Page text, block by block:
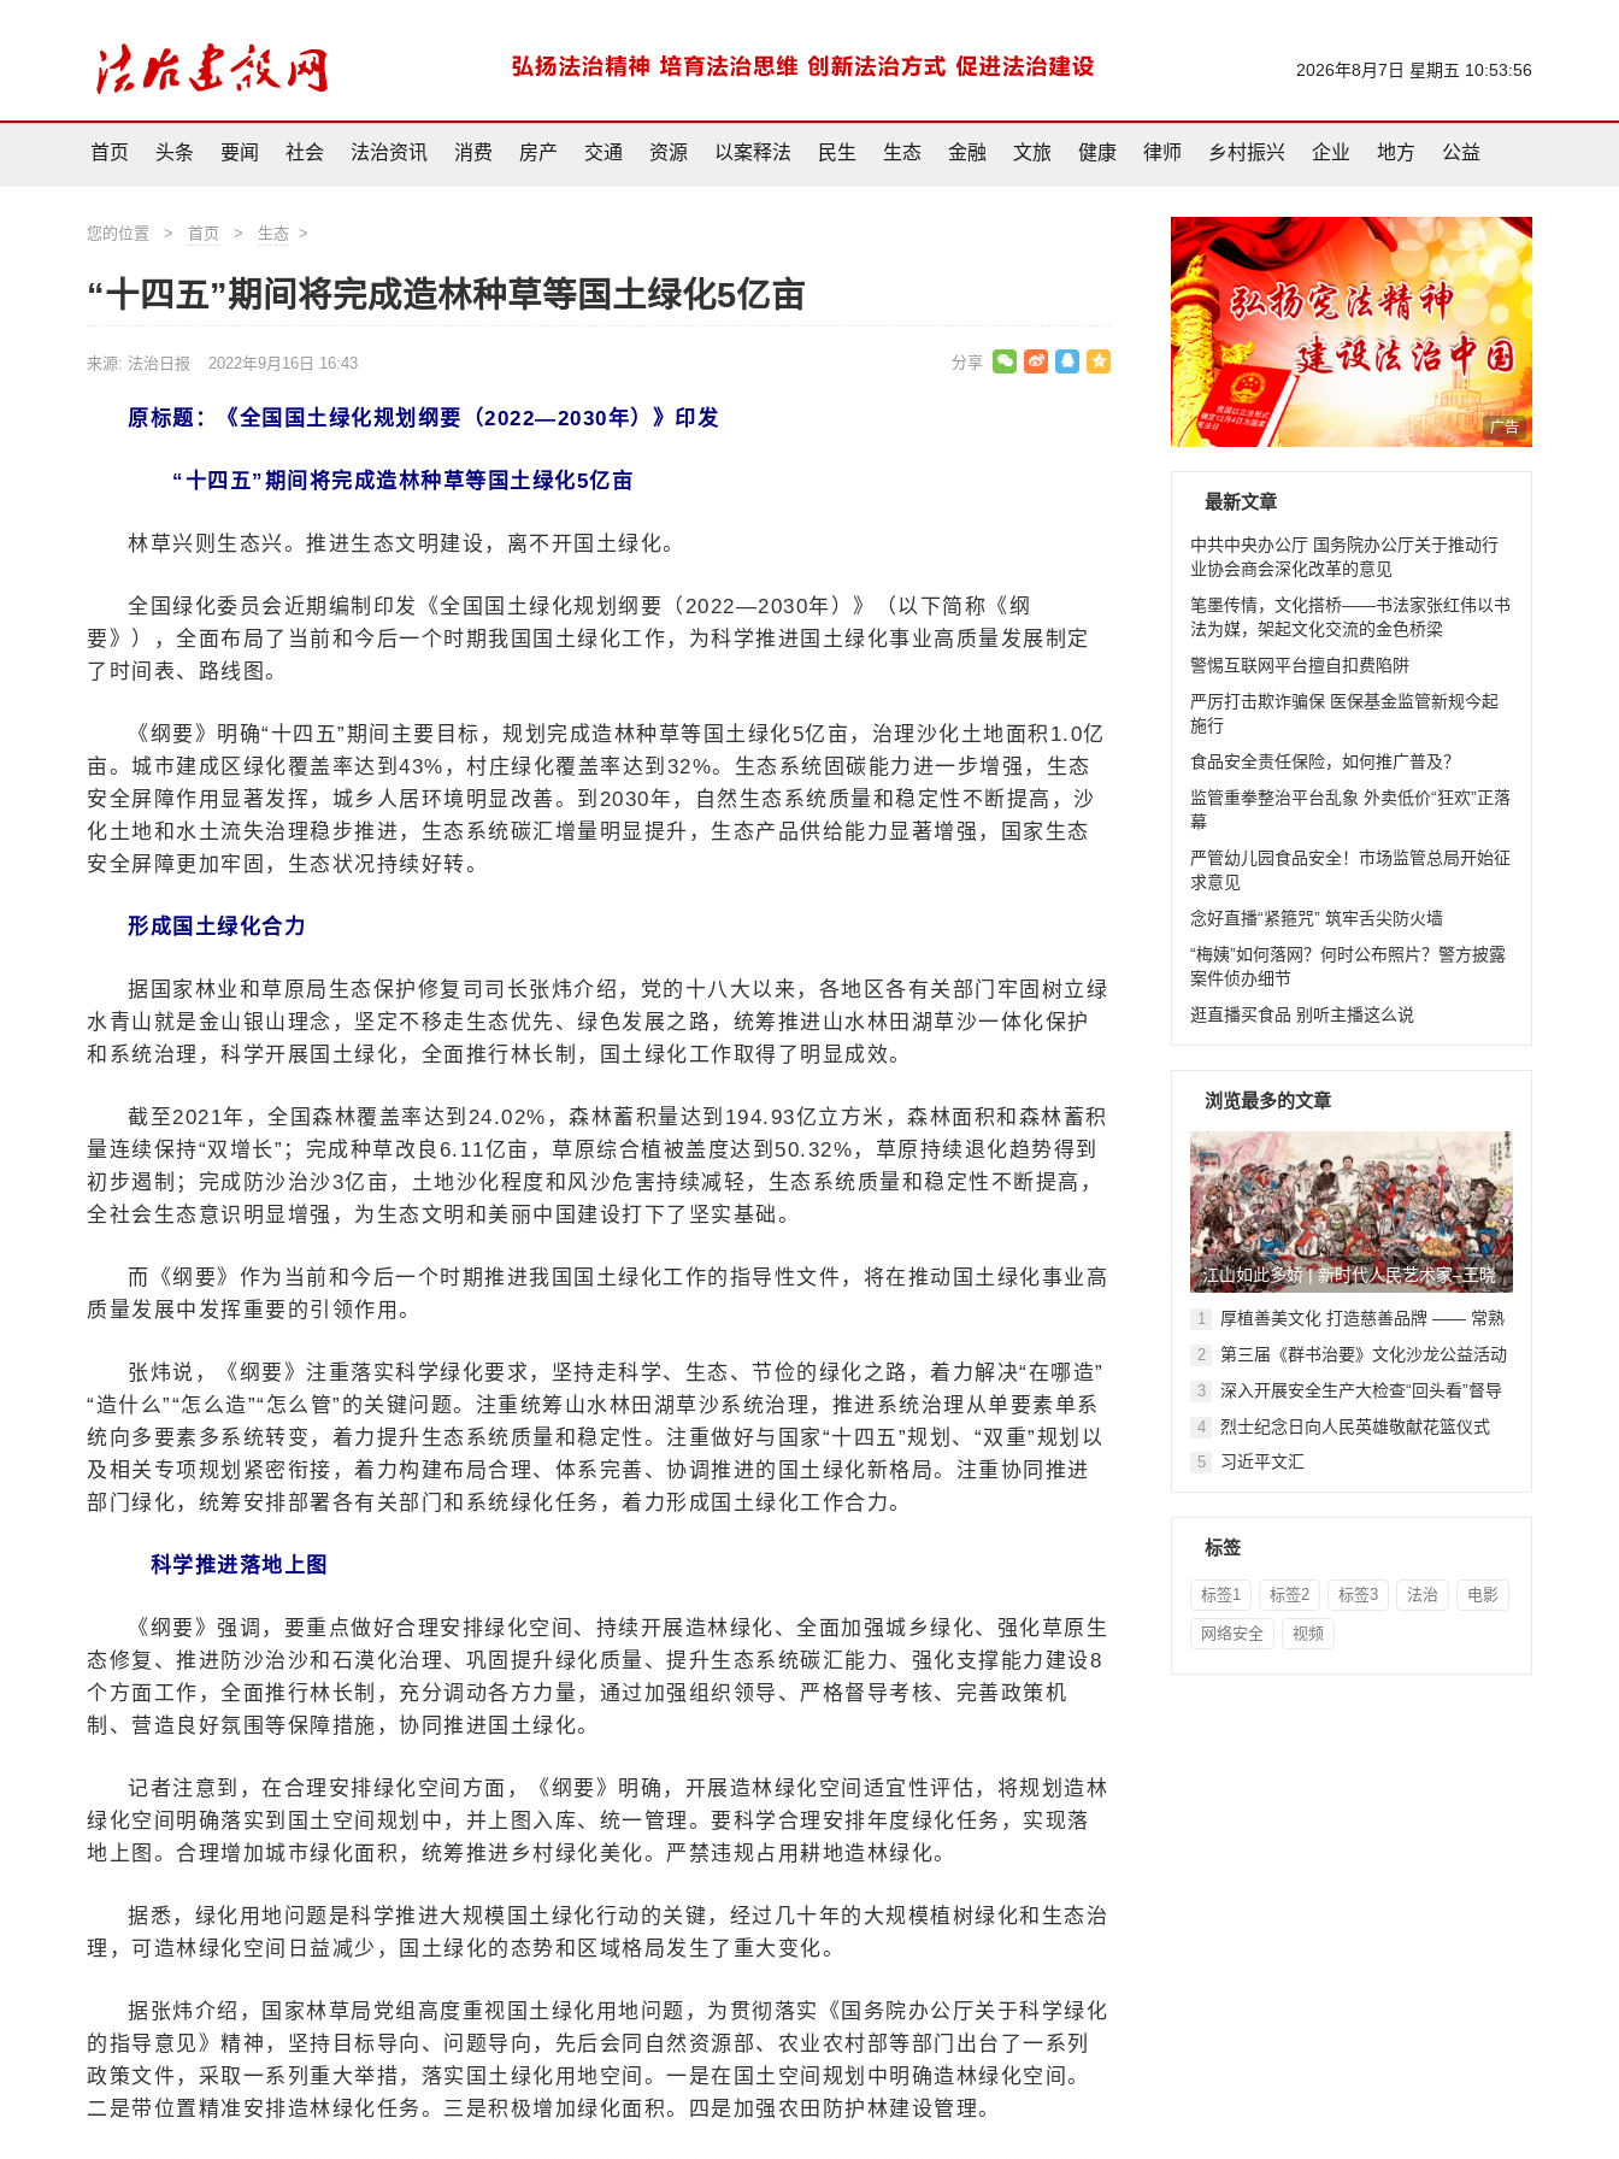
2026年8月7日 星期五 10:53:57
首页 头条 要闻 社会 法治资讯 消费 房产 交通 资源 以案释法 民生 生态 金融 文旅 健康 律师 乡村振兴 企业 地方 公益
您的位置 > 首页 > 生态 >
“十四五”期间将完成造林种草等国土绿化5亿亩
来源: 法治日报 2022年9月16日 16:43
原标题：《全国国土绿化规划纲要（2022—2030年）》印发
“十四五”期间将完成造林种草等国土绿化5亿亩
林草兴则生态兴。推进生态文明建设，离不开国土绿化。
全国绿化委员会近期编制印发《全国国土绿化规划纲要（2022—2030年）》（以下简称《纲
要》），全面布局了当前和今后一个时期我国国土绿化工作，为科学推进国土绿化事业高质量发展制定
了时间表、路线图。
《纲要》明确“十四五”期间主要目标，规划完成造林种草等国土绿化5亿亩，治理沙化土地面积1.0亿
亩。城市建成区绿化覆盖率达到43%，村庄绿化覆盖率达到32%。生态系统固碳能力进一步增强，生态
安全屏障作用显著发挥，城乡人居环境明显改善。到2030年，自然生态系统质量和稳定性不断提高，沙
化土地和水土流失治理稳步推进，生态系统碳汇增量明显提升，生态产品供给能力显著增强，国家生态
安全屏障更加牢固，生态状况持续好转。
形成国土绿化合力
据国家林业和草原局生态保护修复司司长张炜介绍，党的十八大以来，各地区各有关部门牢固树立绿
水青山就是金山银山理念，坚定不移走生态优先、绿色发展之路，统筹推进山水林田湖草沙一体化保护
和系统治理，科学开展国土绿化，全面推行林长制，国土绿化工作取得了明显成效。
截至2021年，全国森林覆盖率达到24.02%，森林蓄积量达到194.93亿立方米，森林面积和森林蓄积
量连续保持“双增长”；完成种草改良6.11亿亩，草原综合植被盖度达到50.32%，草原持续退化趋势得到
初步遏制；完成防沙治沙3亿亩，土地沙化程度和风沙危害持续减轻，生态系统质量和稳定性不断提高，
全社会生态意识明显增强，为生态文明和美丽中国建设打下了坚实基础。
而《纲要》作为当前和今后一个时期推进我国国土绿化工作的指导性文件，将在推动国土绿化事业高
质量发展中发挥重要的引领作用。
张炜说，《纲要》注重落实科学绿化要求，坚持走科学、生态、节俭的绿化之路，着力解决“在哪造”
“造什么”“怎么造”“怎么管”的关键问题。注重统筹山水林田湖草沙系统治理，推进系统治理从单要素单系
统向多要素多系统转变，着力提升生态系统质量和稳定性。注重做好与国家“十四五”规划、“双重”规划以
及相关专项规划紧密衔接，着力构建布局合理、体系完善、协调推进的国土绿化新格局。注重协同推进
部门绿化，统筹安排部署各有关部门和系统绿化任务，着力形成国土绿化工作合力。
科学推进落地上图
《纲要》强调，要重点做好合理安排绿化空间、持续开展造林绿化、全面加强城乡绿化、强化草原生
态修复、推进防沙治沙和石漠化治理、巩固提升绿化质量、提升生态系统碳汇能力、强化支撑能力建设8
个方面工作，全面推行林长制，充分调动各方力量，通过加强组织领导、严格督导考核、完善政策机
制、营造良好氛围等保障措施，协同推进国土绿化。
记者注意到，在合理安排绿化空间方面，《纲要》明确，开展造林绿化空间适宜性评估，将规划造林
绿化空间明确落实到国土空间规划中，并上图入库、统一管理。要科学合理安排年度绿化任务，实现落
地上图。合理增加城市绿化面积，统筹推进乡村绿化美化。严禁违规占用耕地造林绿化。
据悉，绿化用地问题是科学推进大规模国土绿化行动的关键，经过几十年的大规模植树绿化和生态治
理，可造林绿化空间日益减少，国土绿化的态势和区域格局发生了重大变化。
据张炜介绍，国家林草局党组高度重视国土绿化用地问题，为贯彻落实《国务院办公厅关于科学绿化
的指导意见》精神，坚持目标导向、问题导向，先后会同自然资源部、农业农村部等部门出台了一系列
政策文件，采取一系列重大举措，落实国土绿化用地空间。一是在国土空间规划中明确造林绿化空间。
二是带位置精准安排造林绿化任务。三是积极增加绿化面积。四是加强农田防护林建设管理。
广告
最新文章
中共中央办公厅 国务院办公厅关于推动行
业协会商会深化改革的意见
笔墨传情，文化搭桥——书法家张红伟以书
法为媒，架起文化交流的金色桥梁
警惕互联网平台擅自扣费陷阱
严厉打击欺诈骗保 医保基金监管新规今起
施行
食品安全责任保险，如何推广普及？
监管重拳整治平台乱象 外卖低价“狂欢”正落
幕
严管幼儿园食品安全！市场监管总局开始征
求意见
念好直播“紧箍咒” 筑牢舌尖防火墙
“梅姨”如何落网？何时公布照片？警方披露
案件侦办细节
逛直播买食品 别听主播这么说
浏览最多的文章
江山如此多娇 | 新时代人民艺术家–王晓
鹏
1
厚植善美文化 打造慈善品牌 —— 常熟
举行六个慈善文化教育基地授牌仪式
2
第三届《群书治要》文化沙龙公益活动
在北京顺利举行
3
深入开展安全生产大检查“回头看”督导
检查
4 烈士纪念日向人民英雄敬献花篮仪式
5 习近平文汇
标签
标签1 标签2 标签3 法治 电影
网络安全 视频